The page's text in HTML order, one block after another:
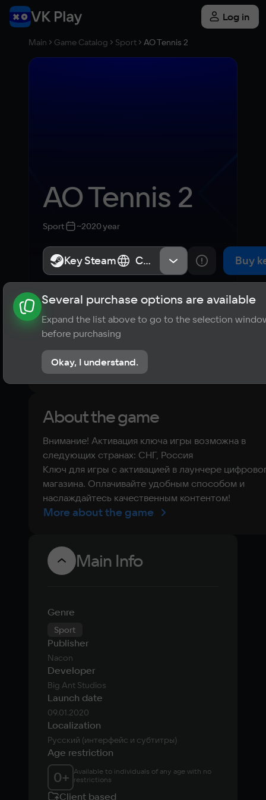
Log in
Main Game Catalog Sport AO Tennis 2
AO Tennis 2
Sport ~2020 year
Key Steam СНГ, Россия Buy
About the game News Requirements
? Player ratings
No reviews
About the game
Внимание! Активация ключа игры возможна в
следующих странах: СНГ, Россия
Ключ для игры с активацией в лаунчере
магазина. Оплачивайте удобным способом и
наслаждайтесь качественным контентом!
More about the game
Main Info
Genre
Sport
Publisher
Nacon
Developer
Big Ant Studios
Launch date
09.01.2020
Localization
Русский (интерфейс и субтитры)
Age restriction
0+ Available to individuals of any age with no
restrictions
Client based
Key Steam СНГ, Россия
Several purchase options are available
Expand the list above to go to the selection
before purchasing
Okay, I understand.